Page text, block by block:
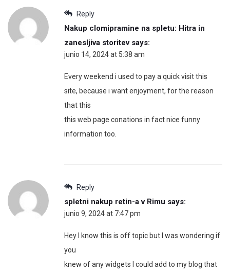
Reply
Nakup clomipramine na spletu: Hitra in
zanesljiva storitev says:
junio 14, 2024 at 5:38 am
Every weekend i used to pay a quick visit this
site, because i want enjoyment, for the reason
that this
this web page conations in fact nice funny
information too.
Reply
spletni nakup retin-a v Rimu says:
junio 9, 2024 at 7:47 pm
Hey I know this is off topic but I was wondering if
you
knew of any widgets I could add to my blog that